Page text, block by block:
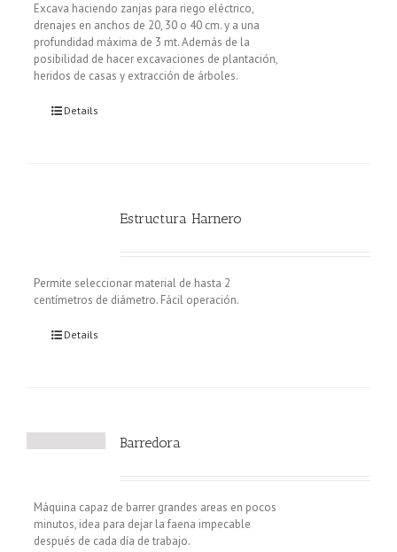
Excava haciendo zanjas para riego eléctrico,
drenajes en anchos de 20, 30 o 40 cm. y a una
profundidad máxima de 3 mt. Además de la
posibilidad de hacer excavaciones de plantación,
heridos de casas y extracción de árboles.
Details
Estructura Harnero
Permite seleccionar material de hasta 2
centímetros de diámetro. Fácil operación.
Details
Barredora
Máquina capaz de barrer grandes areas en pocos
minutos, idea para dejar la faena impecable
después de cada día de trabajo.